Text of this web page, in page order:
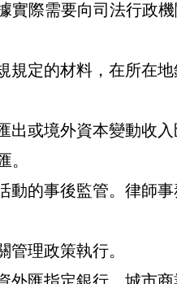
實際需要向司法行政
規定的材料，在所在地
出或境外資本變動收
。
動的事後監管。律師事
理政策執行。